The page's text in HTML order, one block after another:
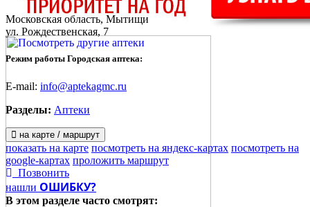
Московская область, Мытищи
ул. Рождественская, 7
Режим работы Городская аптека:
E-mail: info@aptekagmc.ru
Разделы: Аптеки
на карте / маршрут
показать на карте посмотреть на яндекс-картах посмотреть на
google-картах проложить маршрут
Позвонить
нашли ОШИБКУ?
В этом разделе часто смотрят: